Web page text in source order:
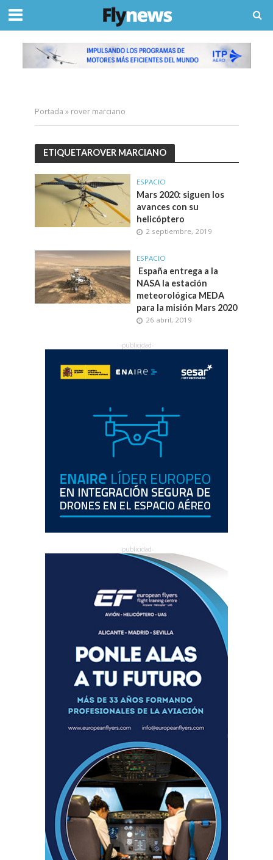
Portada » rover marciano
ETIQUETAROVER MARCIANO
ESPACIO
Mars 2020: siguen los
avances con su
helicóptero
2 septiembre, 2019
ESPACIO
España entrega a la
NASA la estación
meteorológica MEDA
para la misión Mars 2020
26 abril, 2019